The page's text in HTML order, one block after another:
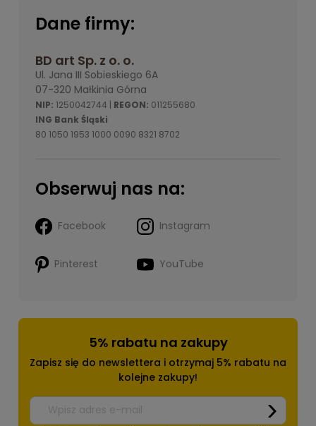
Dane firmy:
BD art Sp. z o. o.
Ul. Jana III Sobieskiego 6A
07-320 Małkinia Górna
NIP: 1250042744 | REGON: 011255680
ING Bank Śląski
80 1050 1953 1000 0090 8321 8702
Obserwuj nas na:
Facebook Instagram
Pinterest YouTube
5% rabatu na zakupy
Zapisz się do newslettera i otrzymaj 5% rabatu na
kolejne zakupy!